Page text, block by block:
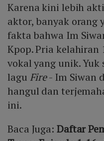
Karena kini lebih
aktor, banyak orang
fakta bahwa Im
Kpop. Pria
vokal yang unik.
lagu Fire- Im Siwan
hangul dan
ini.
Baca Juga: Daftar